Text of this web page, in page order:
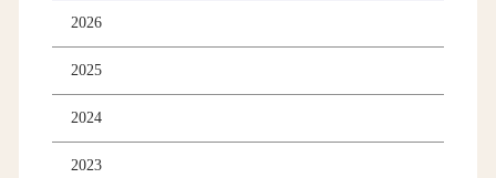
2026
2025
2024
2023